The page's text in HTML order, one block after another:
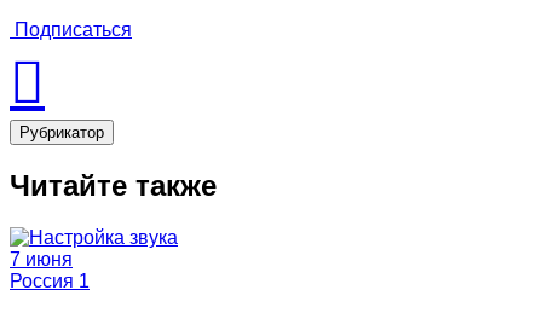
Подписаться
Рубрикатор
Читайте также
7 июня
Россия 1